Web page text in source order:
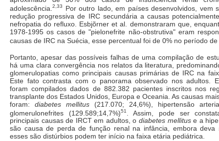
adolescência. 2,33
Por outro lado, em países desenvolvidos, vem
redução progressiva de IRC secundária a causas
nefropatia do refluxo. Esbjõrner et al. demonstraram que,
1978-1995 os casos de "pielonefrite não-obstrutiva" eram
causas de IRC na Suécia, esse percentual foi de 0% no período
Portanto, apesar das possíveis falhas de uma compilação de
há uma clara convergência nos relatos da literatura,
glomerulopatias como principais causas primárias de IRC na
Este fato contrasta com o panorama observado nos adultos.
foram compilados dados de 882.382 pacientes inscritos nos
transplante dos Estados Unidos, Europa e Oceania. As causas
foram: diabetes mellitus (217.070; 24,6%), hipertensão
glomerulonefrites (129.589;14,7%)51
. Assim, pode ser
principais causas de IRCT em adultos, odiabetes mellituse a
são causa de perda de função renal na infância, embora deva
esses são distúrbios podem ter início na faixa etária pediátrica.